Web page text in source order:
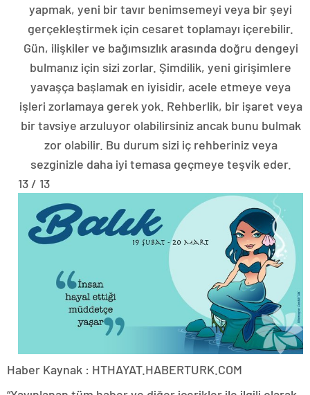
yapmak, yeni bir tavır benimsemeyi veya bir şeyi
gerçekleştirmek için cesaret toplamayı içerebilir.
Gün, ilişkiler ve bağımsızlık arasında doğru dengeyi
bulmanız için sizi zorlar. Şimdilik, yeni girişimlere
yavaşça başlamak en iyisidir, acele etmeye veya
işleri zorlamaya gerek yok. Rehberlik, bir işaret veya
bir tavsiye arzuluyor olabilirsiniz ancak bunu bulmak
zor olabilir. Bu durum sizi iç rehberiniz veya
sezginizle daha iyi temasa geçmeye teşvik eder.
13 / 13
Haber Kaynak : HTHAYAT.HABERTURK.COM